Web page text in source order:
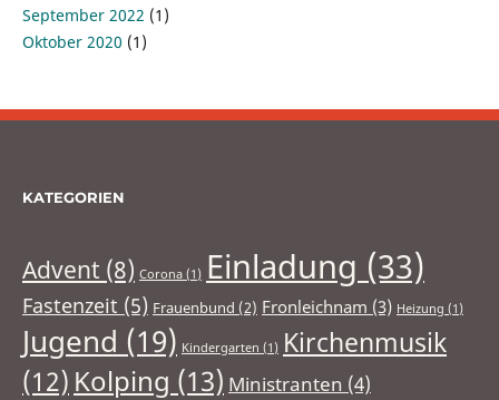
September 2022 (1)
Oktober 2020 (1)
KATEGORIEN
Advent (8) Corona (1) Einladung (33)
Fastenzeit (5) Frauenbund (2) Fronleichnam (3) Heizung (1)
Jugend (19) Kindergarten (1) Kirchenmusik
(12) Kolping (13) Ministranten (4)